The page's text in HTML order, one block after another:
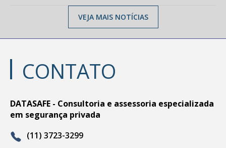
VEJA MAIS NOTÍCIAS
CONTATO
DATASAFE - Consultoria e assessoria especializada
em segurança privada
(11) 3723-3299